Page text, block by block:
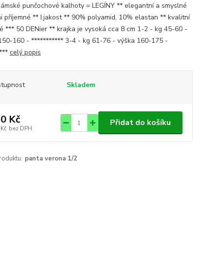
punčochové kalhoty = LEGÍNY ** elegantní a smyslné
příjemné ** I.jakost ** 90% polyamid, 10% elastan ** kvalitní
*** 50 DENier ** krajka je vysoká cca 8 cm 1-2 - kg 45-60 -
160 - *********** 3-4 - kg 61-76 - výška 160-175 -
celý popis
Skladem
Kč
bez DPH
Přidat do košíku
panta verona 1/2